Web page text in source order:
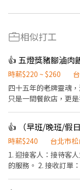
相似打工
時薪$220 ~ $260
四十五年的老牌靈魂，注入日
只是一間餐飲店，更
康店】 與 【信義店】，7/
環境： 顛覆傳統，這
間。 ​科技輔助入職： 多種自動化設備，減輕體力負擔，分工明確讓
你輕鬆上手。 ​未來職涯規劃： 品牌正朝向國際化與多角化經營，這
👍 （早班/晚班/假
時薪$240
台北市
1. 迎接客人：接待客
的服務。 2. 接收訂單：接收客人的訂單，確保準確無誤，並及時將